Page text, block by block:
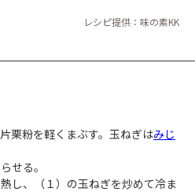
レシピ提供：味の素KK
栗粉を軽くまぶす。玉ねぎはみじ
せる。
し、（１）の玉ねぎを炒めて冷ま